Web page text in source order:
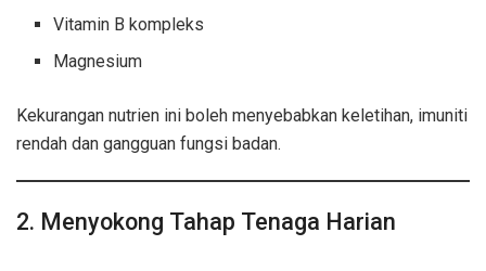
Vitamin B kompleks
Magnesium
Kekurangan nutrien ini boleh menyebabkan keletihan, imuniti
rendah dan gangguan fungsi badan.
2. Menyokong Tahap Tenaga Harian